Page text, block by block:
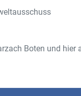
Boten und